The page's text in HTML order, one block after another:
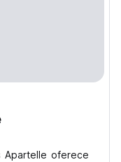
Apartelle oferece